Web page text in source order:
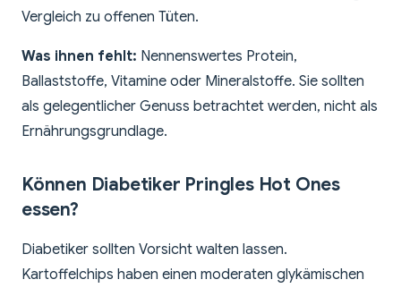
Vergleich zu offenen Tüten.
Was ihnen fehlt: Nennenswertes Protein,
Ballaststoffe, Vitamine oder Mineralstoffe. Sie sollten
als gelegentlicher Genuss betrachtet werden, nicht als
Ernährungsgrundlage.
Können Diabetiker Pringles Hot Ones
essen?
Diabetiker sollten Vorsicht walten lassen.
Kartoffelchips haben einen moderaten glykämischen